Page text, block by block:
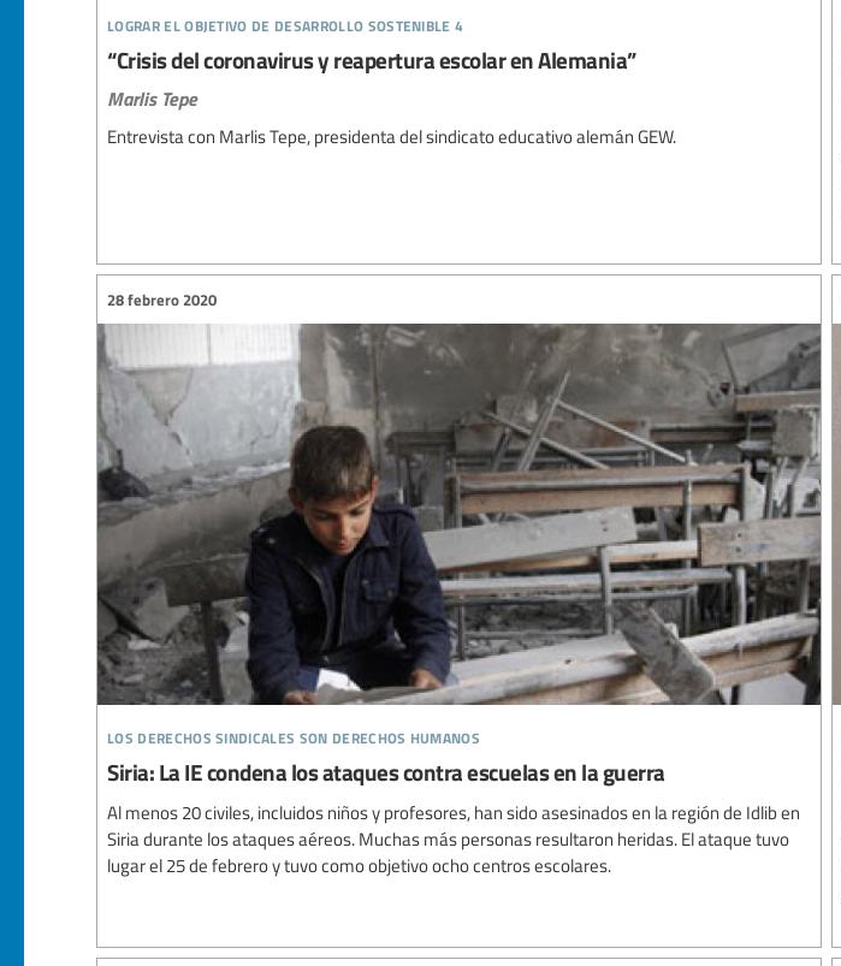
lograr el objetivo de desarrollo sostenible 4
“Crisis del coronavirus y reapertura escolar en Alemania”
Marlis Tepe
Entrevista con Marlis Tepe, presidenta del sindicato educativo alemán GEW.
los derechos sindicales son derechos humanos
28 febrero 2020
Siria: La IE condena los ataques contra escuelas en la guerra
Al menos 20 civiles, incluidos niños y profesores, han sido asesinados en la región de Idlib en
Siria durante los ataques aéreos. Muchas más personas resultaron heridas. El ataque tuvo
lugar el 25 de febrero y tuvo como objetivo ocho centros escolares.